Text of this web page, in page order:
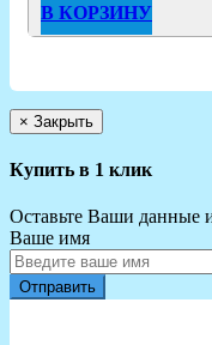
В КОРЗИНУ
× Закрыть
Купить в 1 клик
Оставьте Ваши данные
Ваше имя
Отправить